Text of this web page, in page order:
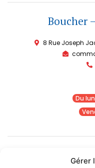
Gérer
Boucher
8 Rue Joseph
Du
Restaurateur